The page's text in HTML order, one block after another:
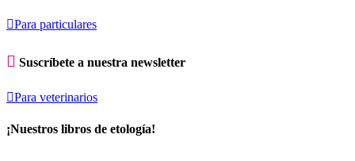
Para particulares
 Suscríbete a nuestra newsletter
Para veterinarios
¡Nuestros libros de etología!